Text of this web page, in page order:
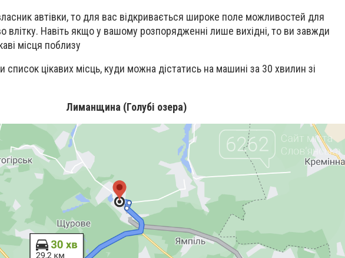
автівки, то для вас відкривається широке поле можливостей для
влітку. Навіть якщо у вашому розпорядженні лише вихідні, то ви завжди
місця поблизу
цікавих місць, куди можна дістатись на машині за 30 хвилин зі
Лиманщина (Голубі озера)